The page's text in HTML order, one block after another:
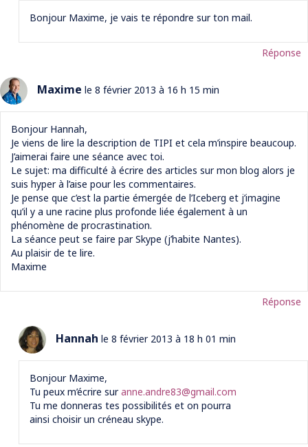
Bonjour Maxime, je vais te répondre sur ton mail.
Réponse
Maxime le 8 février 2013 à 16 h 15 min
Bonjour Hannah,
Je viens de lire la description de TIPI et cela m’inspire beaucoup.
J’aimerai faire une séance avec toi.
Le sujet: ma difficulté à écrire des articles sur mon blog alors je
suis hyper à l’aise pour les commentaires.
Je pense que c’est la partie émergée de l’Iceberg et j’imagine
qu’il y a une racine plus profonde liée également à un
phénomène de procrastination.
La séance peut se faire par Skype (j’habite Nantes).
Au plaisir de te lire.
Maxime
Réponse
Hannah le 8 février 2013 à 18 h 01 min
Bonjour Maxime,
Tu peux m’écrire suranne.andre83@gmail.com
Tu me donneras tes possibilités et on pourra
ainsi choisir un créneau skype.